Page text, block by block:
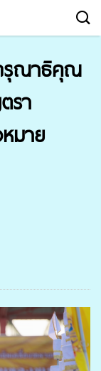
รุณาธิคุณ
รา
มาย